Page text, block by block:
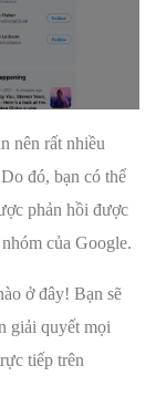
nên rất nhiều
đó, bạn có thể
phản hồi được
của Google.
ở đây! Bạn sẽ
giải quyết mọi
tiếp trên